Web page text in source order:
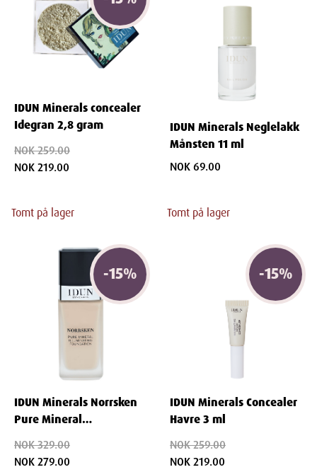
IDUN Minerals concealer
Idegran 2,8 gram
NOK 259.00
NOK 219.00
Tomt på lager
IDUN Minerals Neglelakk
Månsten 11 ml
NOK 69.00
Tomt på lager
-15%
IDUN Minerals Norrsken
Pure Mineral
30 ml - Saga
NOK 329.00
NOK 279.00
-15%
IDUN Minerals Concealer
Havre 3 ml
NOK 259.00
NOK 219.00